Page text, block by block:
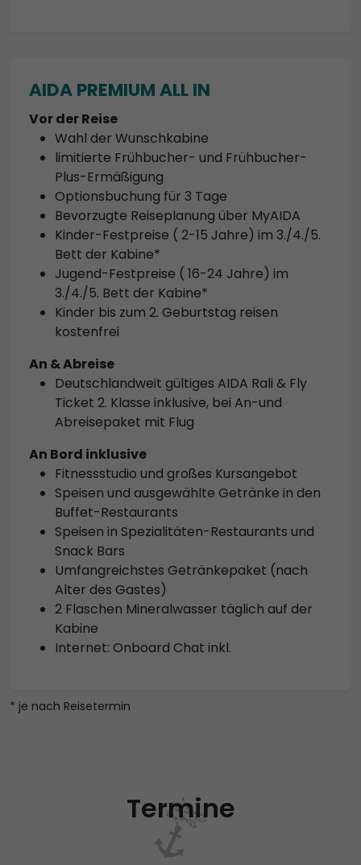
AIDA PREMIUM ALL IN
Vor der Reise
Wahl der Wunschkabine
limitierte Frühbucher- und Frühbucher-
Plus-Ermäßigung
Optionsbuchung für 3 Tage
Bevorzugte Reiseplanung über MyAIDA
Kinder-Festpreise ( 2-15 Jahre) im 3./4./5.
Bett der Kabine*
Jugend-Festpreise ( 16-24 Jahre) im
3./4./5. Bett der Kabine*
Kinder bis zum 2. Geburtstag reisen
kostenfrei
An & Abreise
Deutschlandweit gültiges AIDA Rali & Fly
Ticket 2. Klasse inklusive, bei An-und
Abreisepaket mit Flug
An Bord inklusive
Fitnessstudio und großes Kursangebot
Speisen und ausgewählte Getränke in den
Buffet-Restaurants
Speisen in Spezialitäten-Restaurants und
Snack Bars
Umfangreichstes Getränkepaket (nach
Alter des Gastes)
2 Flaschen Mineralwasser täglich auf der
Kabine
Internet: Onboard Chat inkl.
* je nach Reisetermin
Termine